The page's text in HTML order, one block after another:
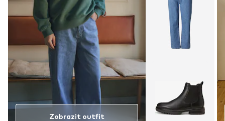
Zobrazit outfit